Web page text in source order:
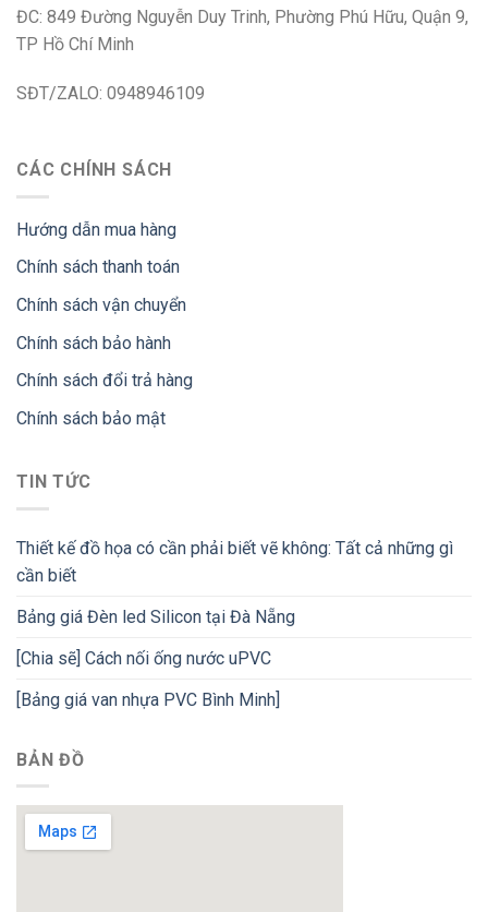
ĐC: 849 Đường Nguyễn Duy Trinh, Phường Phú Hữu, Quận 9,
TP Hồ Chí Minh
SĐT/ZALO: 0948946109
CÁC CHÍNH SÁCH
Hướng dẫn mua hàng
Chính sách thanh toán
Chính sách vận chuyển
Chính sách bảo hành
Chính sách đổi trả hàng
Chính sách bảo mật
TIN TỨC
Thiết kế đồ họa có cần phải biết vẽ không: Tất cả những gì
cần biết
Bảng giá Đèn led Silicon tại Đà Nẵng
[Chia sẽ] Cách nối ống nước uPVC
[Bảng giá van nhựa PVC Bình Minh]
BẢN ĐỒ